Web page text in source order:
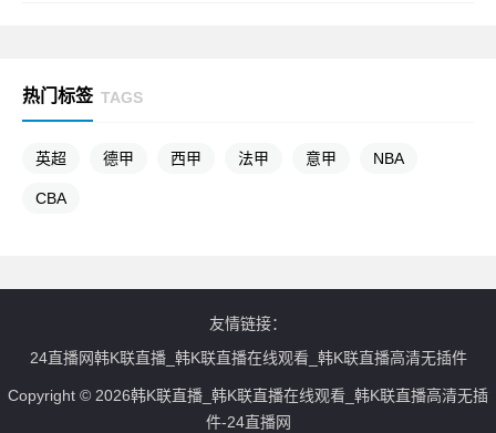
热门标签 TAGS
英超 德甲 西甲 法甲 意甲 NBA
CBA
友情链接：
24直播网韩K联直播_韩K联直播在线观看_韩K联直播高清无插件
Copyright © 2026韩K联直播_韩K联直播在线观看_韩K联直播高清无插
件-24直播网